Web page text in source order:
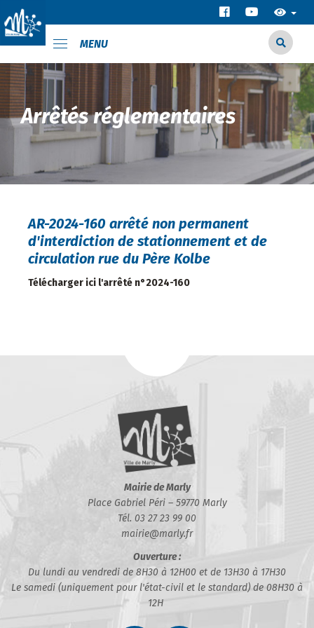
MENU
Arrêtés réglementaires
AR-2024-160 arrêté non permanent
d'interdiction de stationnement et de
circulation rue du Père Kolbe
Télécharger ici l'arrêté n°2024-160
Mairie de Marly
Place Gabriel Péri – 59770 Marly
Tél. 03 27 23 99 00
mairie@marly.fr
Ouverture :
Du lundi au vendredi de 8H30 à 12H00 et de 13H30 à 17H30
Le samedi (uniquement pour l'état-civil et le standard) de 08H30 à
12H